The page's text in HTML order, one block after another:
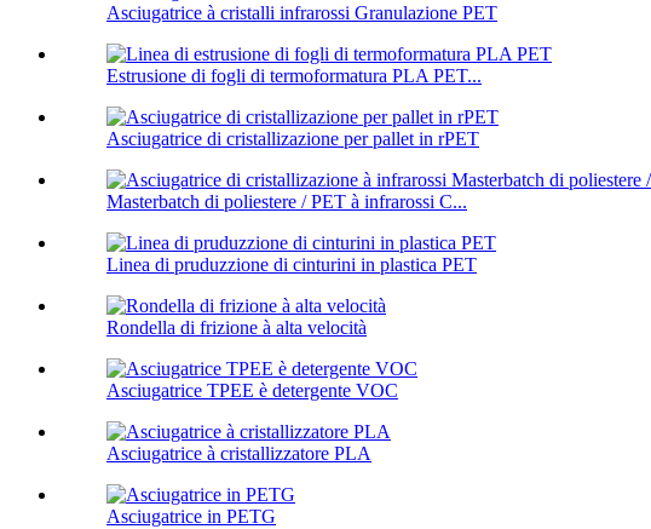
Asciugatrice à cristalli infrarossi Granulazione PET
Estrusione di fogli di termoformatura PLA PET...
Asciugatrice di cristallizazione per pallet in rPET
Masterbatch di poliestere / PET à infrarossi C...
Linea di pruduzzione di cinturini in plastica PET
Rondella di frizione à alta velocità
Asciugatrice TPEE è detergente VOC
Asciugatrice à cristallizzatore PLA
Asciugatrice in PETG